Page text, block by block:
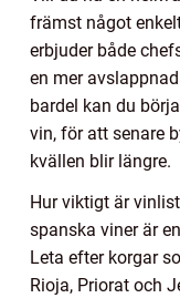
främst något
erbjuder både
en mer
bardel kan du
vin, för att senare
kvällen blir längre.
Hur viktigt är
spanska viner är
Leta efter korgar
Rioja, Priorat och